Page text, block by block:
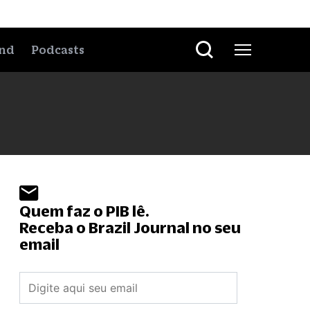
Podcasts
Quem faz o PIB lê.
Receba o Brazil Journal no seu
email